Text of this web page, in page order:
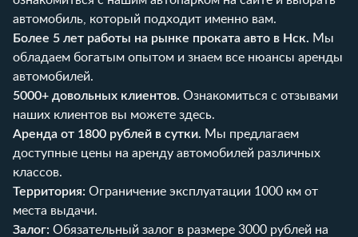
автомобиль, который подходит именно вам.
Более 5 лет работы на рынке проката авто в Нск. Мы
обладаем богатым опытом и знаем все нюансы аренды
автомобилей.
5000+ довольных клиентов. Ознакомиться с отзывами
наших клиентов вы можете здесь.
Аренда от 1800 рублей в сутки. Мы предлагаем
доступные цены на аренду автомобилей различных
классов.
Территория: Ограничение эксплуатации 1000 км от
места выдачи.
Залог: Обязательный залог в размере 3000 рублей на